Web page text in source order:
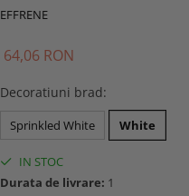
EFFRENE
64,06 RON
Decoratiuni brad:
Sprinkled White White
IN STOC
Durata de livrare: 1